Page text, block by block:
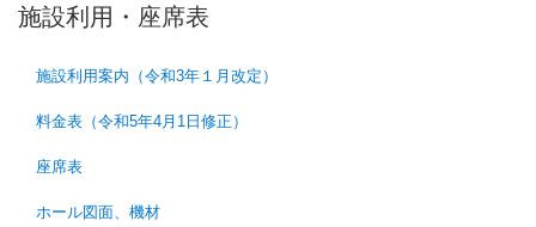
施設利用・座席表
施設利用案内（令和3年１月改定）
料金表（令和5年4月1日修正）
座席表
ホール図面、機材